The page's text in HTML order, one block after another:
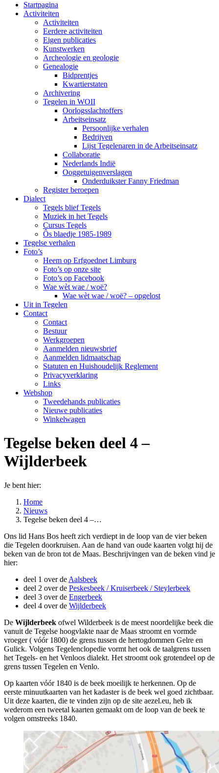
Startpagina
Activiteiten
Activiteiten
Eerdere activiteiten
Eigen publicaties
Kunstwerken
Archeologie en geologie
Genealogie
Bidprentjes
Kwartierstaten
Archivering
Tegelen in WOII
Oorlogsslachtoffers
Arbeitseinsatz
Persoonlijke verhalen
Bedrijven
Lijst Tegelenaren in de Arbeitseinsatz
Collaboratie
Nederlands Indië
Ooggetuigenverslagen
Onderduikster Fanny Friedman
Register beroepen
Dialect
Tegels blief Tegels
Muziek in het Tegels
Cursus Tegels
Ôs blaedje 1985-1989
Tegelse verhalen
Foto’s
Heem op Erfgoednet Limburg
Foto’s op onze site
Foto’s op Facebook
Wae wèt wae / woë?
Wae wèt wae / woë? – opgelost
Uit in Tegelen
Contact
Contact
Bestuur
Werkgroepen
Aanmelden nieuwsbrief
Aanmelden lidmaatschap
Statuten en Huishoudelijk Reglement
Privacyverklaring
Links
Webshop
Tweedehands publicaties
Nieuwe publicaties
Winkelwagen
Tegelse beken deel 4 –
Wijlderbeek
Je bent hier:
Home
Nieuws
Tegelse beken deel 4 –…
Ons lid Hans Bos heeft zich verdiept in de loop van de vier beken
die Tegelen doorkruisen. Aan de hand van oude kaarten volgt hij de
beken van de bron tot de Maas. Beschrijvingen van de beken vind je
hier:
deel 1 over de Aalsbeek
deel 2 over de Peskesbeek / Kruiserbeek / Steylerbeek
deel 3 over de Engerbeek
deel 4 over de Wijlderbeek
De Wijlderbeek ofwel Wilderbeek is de meest noordelijke beek die
vanuit de Tegelse hoogvlakte naar de Maas stroomt en vormde
vroeger ( vóór 1800) de grens tussen de hertogdommen Gelre en
Gulick. Volgens Tegelenclopedie vormt het ook de taalgrens tussen
het Tegels- en het Venloos dialekt. Het stroomt ook grotendeel op de
grens tussen Tegelen en Venlo.
Op kaarten vóór 1840 is de beek moeilijk te herkennen. Op de
eerste minuutkaarten van het kadaster is de beek wel goed zichtbaar.
Uit deze kaarten, die te vinden zijn op de site aezel.eu, heb ik
wederom een tweetal kaarten gemaakt om de loop van de beek te
volgen omstreeks 1840.